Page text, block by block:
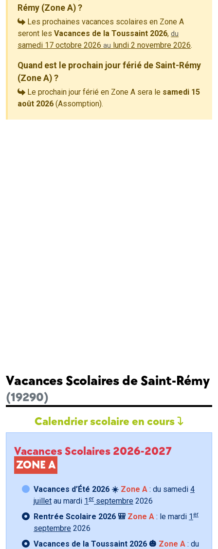
Rémy (Zone A) ?
Les prochaines vacances scolaires en Zone A
seront les Vacances de la Toussaint 2026, du
samedi 17 octobre 2026 au lundi 2 novembre 2026.
Quand est le prochain jour férié de Saint-Rémy
(Zone A) ?
Le prochain jour férié en Zone A sera le samedi 15
août 2026 (Assomption).
Vacances Scolaires de Saint-Rémy
(19290)
Calendrier scolaire en cours
Vacances Scolaires 2026-2027
ZONE A
Vacances d’Été 2026 ☀️ Zone A : du samedi 4
juillet au mardi 1 er septembre 2026
Rentrée Scolaire 2026 🎒 Zone A : le mardi 1 er
septembre 2026
Vacances de la Toussaint 2026 🎃 Zone A : du